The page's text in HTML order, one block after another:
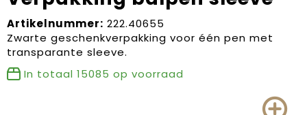
Werkkleding
Kleding en textiel
Carnaval
Dag van de Zorg
Blogs
Artikelnummer: 222.40655
Zwarte geschenkverpakking voor één pen met
transparante sleeve.
In totaal 15085 op voorraad